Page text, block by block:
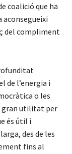
coalició que ha
aconsegueixi
del compliment
de l’energia i
o les
gran utilitat per
és útil i
des de les
fins al